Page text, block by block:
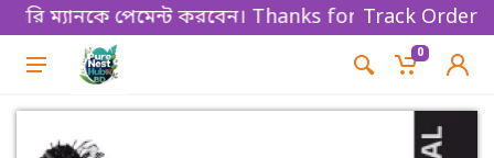
ম্যানকে পেমেন্ট করবেন। Thanks for shopping!Track Order
0